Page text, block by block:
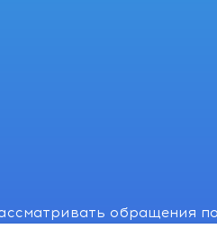
обращения